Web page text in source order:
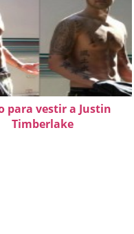
para vestir a Justin
Timberlake